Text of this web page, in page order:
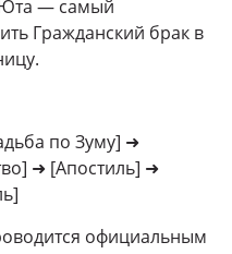
Юта — самый
Гражданский брак в
по Зуму] ➜
➜ [Апостиль] ➜
официальным